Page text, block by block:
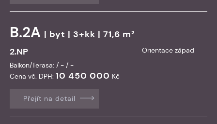
B.2A | byt | 3+kk | 71,6 m²
2.NP
Orientace západ
Balkon/Terasa: / - / -
Cena vč. DPH: 10 450 000 Kč
Přejít na detail